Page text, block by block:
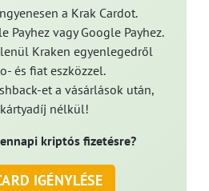
a Krak Cardot.
Payhez vagy Google Payhez.
Kraken egyenlegedről
és fiat eszközzel.
et a vásárlások után,
nélkül!
kriptós fizetésre?
IGÉNYLÉSE